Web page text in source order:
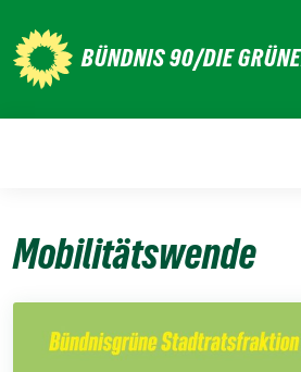
zum
Inhalt
BÜNDNIS 90/DIE
Mobilitätswende